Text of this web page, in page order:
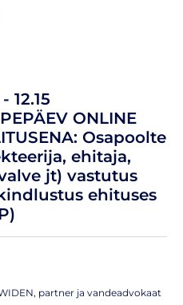
12.15
ONLINE
Osapoolte
ehitaja,
jt) vastutus
ehituses
partner ja vandeadvokaat